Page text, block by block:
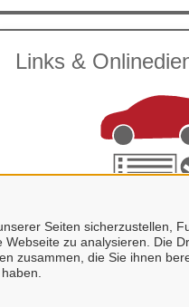
Seiten sicherzustellen,
zu analysieren. Die
zusammen, die Sie ihnen
Links &
zum Online-